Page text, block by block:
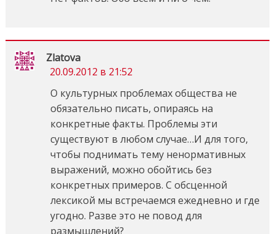
Zlatova
20.09.2012 в 21:52
О культурных проблемах общества не
обязательно писать, опираясь на
конкретные факты. Проблемы эти
существуют в любом случае…И для того,
чтобы поднимать тему ненормативных
выражений, можно обойтись без
конкретных примеров. С обсценной
лексикой мы встречаемся ежедневно и где
угодно. Разве это не повод для
размышлений?